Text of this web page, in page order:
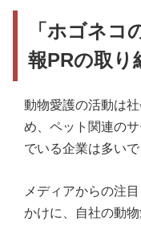
「ホゴネコ
報PRの取り
動物愛護の活動は
め、ペット関連の
でいる企業は多いで
メディアからの注
かけに、自社の動